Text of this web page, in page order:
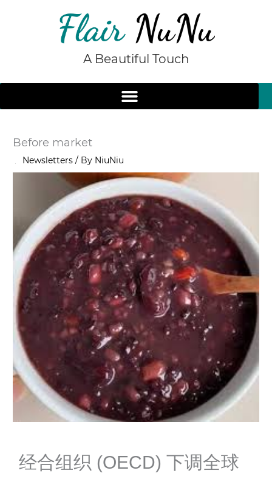
A Beautiful Touch
Before market
Newsletters / By NiuNiu
经合组织 (OECD) 下调全球